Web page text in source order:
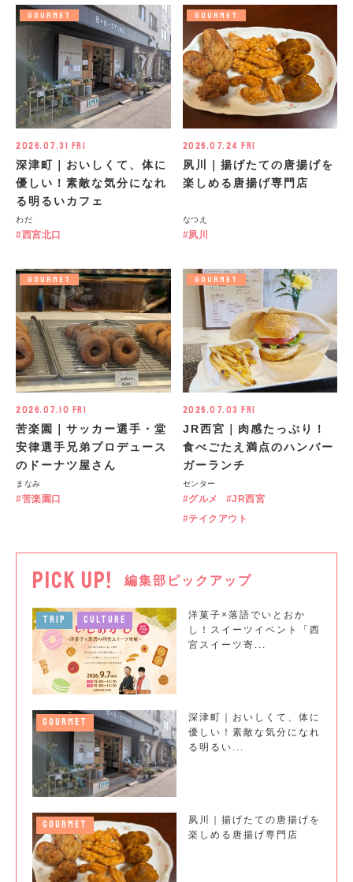
GOURMET
2026.07.31 Fri
深津町｜おいしくて、体に
優しい！素敵な気分になれ
る明るいカフェ
わだ
西宮北口
GOURMET
2026.07.24 Fri
夙川｜揚げたての唐揚げを
楽しめる唐揚げ専門店
なつえ
夙川
GOURMET
2026.07.10 Fri
苦楽園｜サッカー選手・堂
安律選手兄弟プロデュース
のドーナツ屋さん
まなみ
苦楽園口
GOURMET
2026.07.03 Fri
JR西宮｜肉感たっぷり！
食べごたえ満点のハンバー
ガーランチ
センター
グルメ
JR西宮
テイクアウト
PICK UP! 編集部ピックアップ
TRIP CULTURE
洋菓子×落語でいとおか
し！スイーツイベント「西
宮スイーツ寄...
GOURMET
深津町｜おいしくて、体に
優しい！素敵な気分になれ
る明るい...
GOURMET
夙川｜揚げたての唐揚げを
楽しめる唐揚げ専門店